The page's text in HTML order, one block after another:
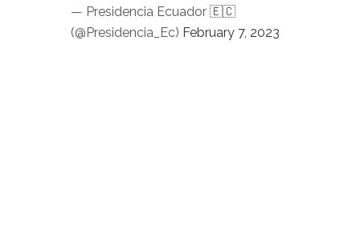
— Presidencia Ecuador 🇪🇨
(@Presidencia_Ec) February 7, 2023